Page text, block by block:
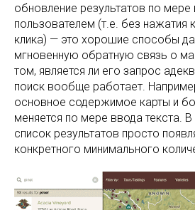
обновление результатов по мере
пользователем (т.е. без нажатия
клика) — это хорошие способы
мгновенную обратную связь о
том, является ли его запрос
поиск вообще работает.
основное содержимое карты и
меняется по мере ввода текста. В
список результатов просто
конкретного минимального